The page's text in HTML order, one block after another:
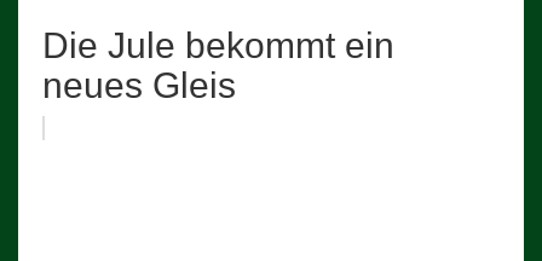
Die Jule bekommt ein
neues Gleis